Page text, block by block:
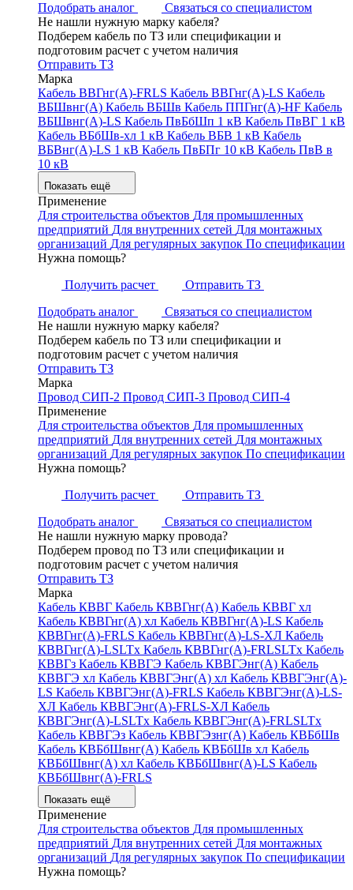
Подобрать аналог
Связаться со специалистом
Не нашли нужную марку кабеля?
Подберем кабель по ТЗ или спецификации и
подготовим расчет с учетом наличия
Отправить ТЗ
Марка
Кабель ВВГнг(А)-FRLS Кабель ВВГнг(А)-LS Кабель
ВБШвнг(А) Кабель ВБШв Кабель ППГнг(А)-HF Кабель
ВБШвнг(А)-LS Кабель ПвБбШп 1 кВ Кабель ПвВГ 1 кВ
Кабель ВБбШв-хл 1 кВ Кабель ВБВ 1 кВ Кабель
ВБВнг(А)-LS 1 кВ Кабель ПвБПг 10 кВ Кабель ПвВ в
10 кВ
Показать ещё
Применение
Для строительства объектов Для промышленных
предприятий Для внутренних сетей Для монтажных
организаций Для регулярных закупок По спецификации
Нужна помощь?
Получить расчет
Отправить ТЗ
Подобрать аналог
Связаться со специалистом
Не нашли нужную марку кабеля?
Подберем кабель по ТЗ или спецификации и
подготовим расчет с учетом наличия
Отправить ТЗ
Марка
Провод СИП-2 Провод СИП-3 Провод СИП-4
Применение
Для строительства объектов Для промышленных
предприятий Для внутренних сетей Для монтажных
организаций Для регулярных закупок По спецификации
Нужна помощь?
Получить расчет
Отправить ТЗ
Подобрать аналог
Связаться со специалистом
Не нашли нужную марку провода?
Подберем провод по ТЗ или спецификации и
подготовим расчет с учетом наличия
Отправить ТЗ
Марка
Кабель КВВГ Кабель КВВГнг(А) Кабель КВВГ хл
Кабель КВВГнг(А) хл Кабель КВВГнг(А)-LS Кабель
КВВГнг(А)-FRLS Кабель КВВГнг(А)-LS-ХЛ Кабель
КВВГнг(А)-LSLTx Кабель КВВГнг(А)-FRLSLTx Кабель
КВВГз Кабель КВВГЭ Кабель КВВГЭнг(А) Кабель
КВВГЭ хл Кабель КВВГЭнг(А) хл Кабель КВВГЭнг(А)-
LS Кабель КВВГЭнг(А)-FRLS Кабель КВВГЭнг(А)-LS-
ХЛ Кабель КВВГЭнг(А)-FRLS-ХЛ Кабель
КВВГЭнг(А)-LSLTx Кабель КВВГЭнг(А)-FRLSLTx
Кабель КВВГЭз Кабель КВВГЭзнг(А) Кабель КВБбШв
Кабель КВБбШвнг(А) Кабель КВБбШв хл Кабель
КВБбШвнг(А) хл Кабель КВБбШвнг(А)-LS Кабель
КВБбШвнг(А)-FRLS
Показать ещё
Применение
Для строительства объектов Для промышленных
предприятий Для внутренних сетей Для монтажных
организаций Для регулярных закупок По спецификации
Нужна помощь?